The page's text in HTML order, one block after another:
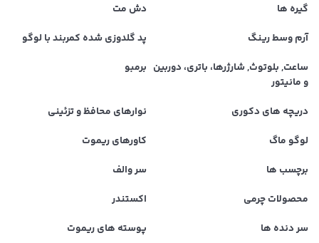
گیره ها
دش مت
آرم وسط رینگ
پد گلدوزی شده کمربند با لوگو
ساعت, بلوتوث, شارژرها، باتری، دوربین
و مانیتور
برمبو
دریچه های دکوری
نوارهای محافظ و تزئینی
لوگو ماگ
کاورهای ریموت
برچسب ها
سر والف
محصولات چرمی
اکستندر
سر دنده ها
پوسته های ریموت